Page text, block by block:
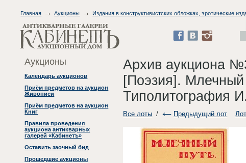
Главная Аукционы Издания в конструктивистских обложках, эротические
Аукционы
Календарь аукционов
Приём предметов на аукцион
Живописи
Приём предметов на аукцион
Книг
Правила проведения
аукциона антикварных
галерей «Кабинетъ»
Оставить заочный бид
Прошедшие аукционы
Архив аукциона
[Поэзия].
Типолитография
Все лоты / Предыдущий лот